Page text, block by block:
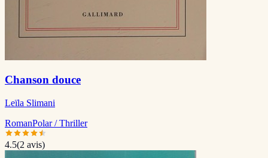
Chanson douce
Leïla Slimani
RomanPolar / Thriller
4.5(2 avis)